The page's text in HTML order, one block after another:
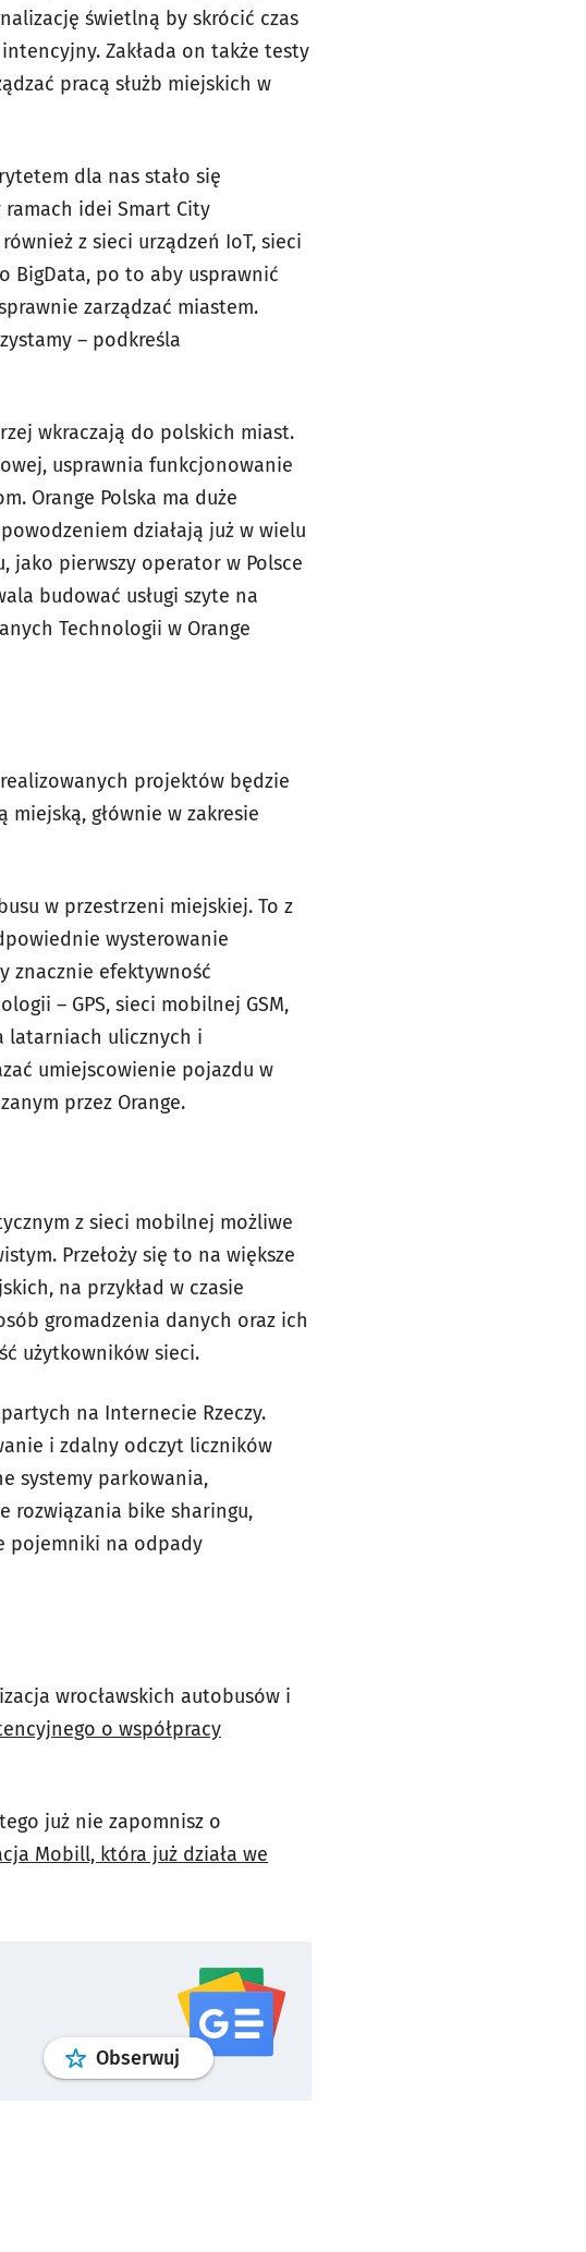
świetlną by skrócić czas
Zakłada on także testy
pracą służb miejskich w
dla nas stało się
idei Smart City
z sieci urządzeń IoT, sieci
BigData, po to aby usprawnić
zarządzać miastem.
– podkreśla
wkraczają do polskich miast.
usprawnia funkcjonowanie
Orange Polska ma duże
działają już w wielu
jako pierwszy operator w Polsce
budować usługi szyte na
Technologii w Orange
projektów będzie
głównie w zakresie
w przestrzeni miejskiej. To z
wysterowanie
znacznie efektywność
– GPS, sieci mobilnej GSM,
latarniach ulicznych i
umiejscowienie pojazdu w
przez Orange.
z sieci mobilnej możliwe
Przełoży się to na większe
na przykład w czasie
gromadzenia danych oraz ich
użytkowników sieci.
na Internecie Rzeczy.
i zdalny odczyt liczników
systemy parkowania,
rozwiązania bike sharingu,
pojemniki na odpady
wrocławskich autobusów i
o współpracy
już nie zapomnisz o
Mobill, która już działa we
Obserwuj profilgoogle news